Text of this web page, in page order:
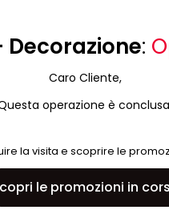
:
Caro Cliente,
operazione è
la visita e scoprire le
le promozioni in